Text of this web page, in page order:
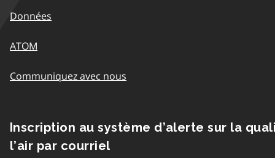
Données
ATOM
Communiquez avec nous
Inscription au système d’alerte sur la
l’air par courriel